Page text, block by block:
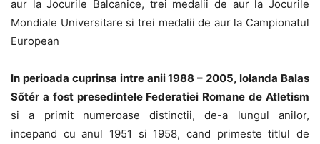
aur la Jocurile Balcanice, trei medalii de aur la Jocurile
Mondiale Universitare si trei medalii de aur la Campionatul
European
In perioada cuprinsa intre anii 1988 – 2005, Iolanda Balas
Sőtér a fost presedintele Federatiei Romane de Atletism
si a primit numeroase distinctii, de-a lungul anilor,
incepand cu anul 1951 si 1958, cand primeste titlul de